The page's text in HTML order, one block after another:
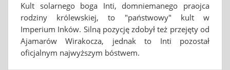
Kult solarnego boga Inti, domniemanego praojca
rodziny królewskiej, to "państwowy" kult w
Imperium Inków. Silną pozycję zdobył też przejęty od
Ajamarów Wirakocza, jednak to Inti pozostał
oficjalnym najwyższym bóstwem.